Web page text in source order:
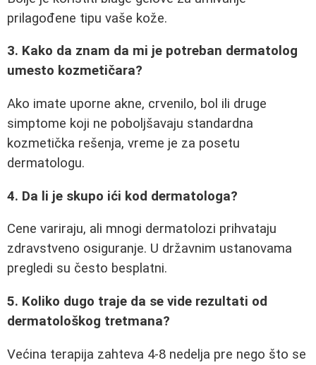
prilagođene tipu vaše kože.
3. Kako da znam da mi je potreban dermatolog
umesto kozmetičara?
Ako imate uporne akne, crvenilo, bol ili druge
simptome koji ne poboljšavaju standardna
kozmetička rešenja, vreme je za posetu
dermatologu.
4. Da li je skupo ići kod dermatologa?
Cene variraju, ali mnogi dermatolozi prihvataju
zdravstveno osiguranje. U državnim ustanovama
pregledi su često besplatni.
5. Koliko dugo traje da se vide rezultati od
dermatološkog tretmana?
Većina terapija zahteva 4-8 nedelja pre nego što se